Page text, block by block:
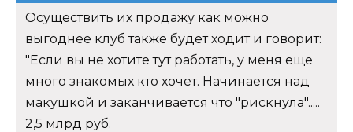
Осуществить их продажу как можно
выгоднее клуб также будет ходит и говорит:
"Если вы не хотите тут работать, у меня еще
много знакомых кто хочет. Начинается над
макушкой и заканчивается что "рискнула".....
2,5 млрд руб.